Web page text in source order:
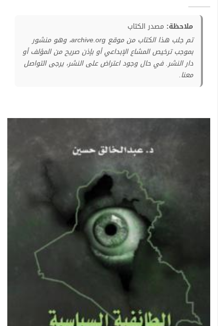
ملاحظة: مصدر الكتاب
تم جلب هذا الكتاب من موقع archive.org، وهو منشور
بموجب ترخيص المشاع الإبداعي أو بإذن صريح من المؤلف أو
دار النشر. في حال وجود اعتراض على النشر، يرجى التواصل
معنا.